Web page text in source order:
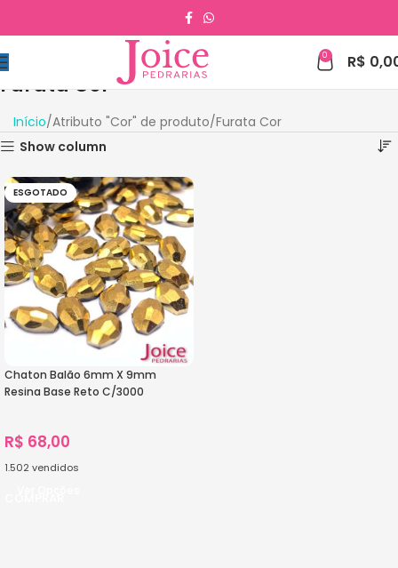
0 R$
Furata Cor
Início Atributo "Cor" de produto Furata Cor
Show column
ESGOTADO
Chaton Balão 6mm X 9mm
Resina Base Reto C/3000
R$ 68,00
1.502 vendidos